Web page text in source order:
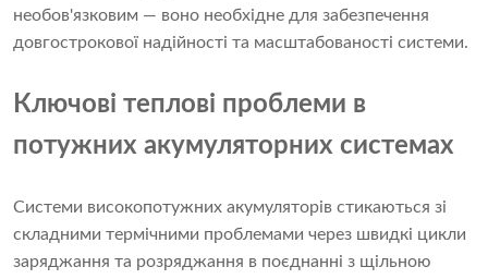
необов'язковим — воно необхідне для забезпечення
довгострокової надійності та масштабованості системи.
Ключові теплові проблеми в
потужних акумуляторних системах
Системи високопотужних акумуляторів стикаються зі
складними термічними проблемами через швидкі цикли
заряджання та розряджання в поєднанні з щільною